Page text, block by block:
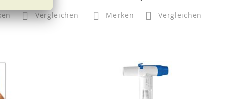
Vergleichen Merken Vergleichen